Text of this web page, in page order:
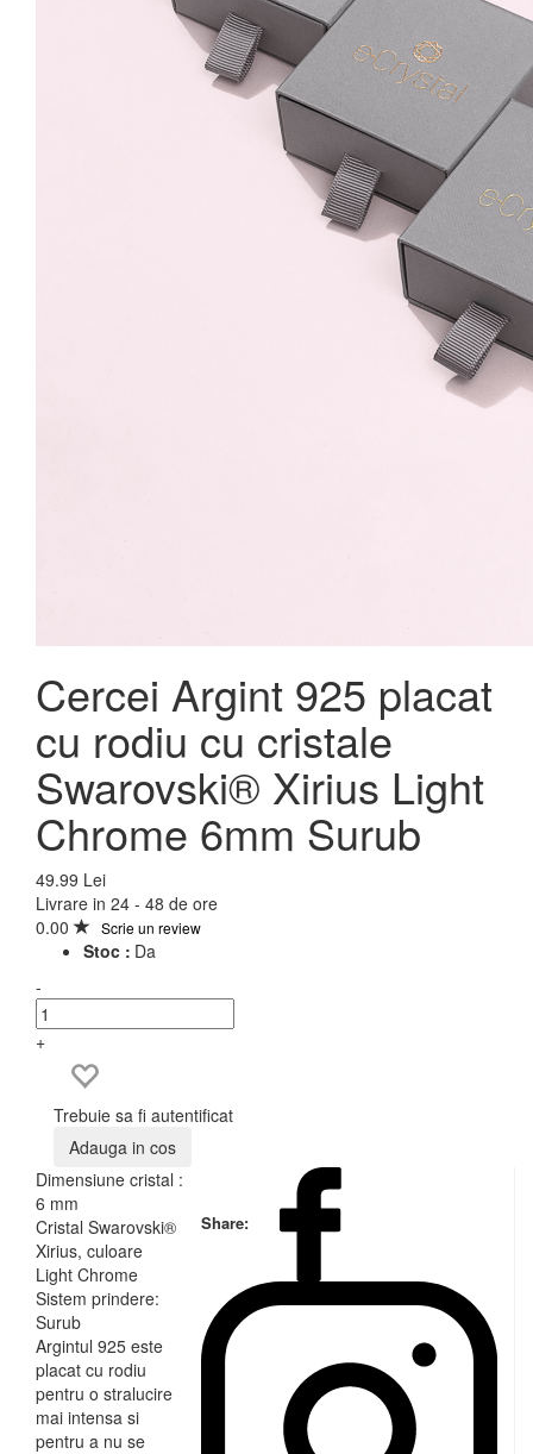
Cercei Argint 925 placat
cu rodiu cu cristale
Swarovski® Xirius Light
Chrome 6mm Surub
49.99 Lei
Livrare in 24 - 48 de ore
0.00
Scrie un review
Stoc : Da
-
+
Trebuie sa fi autentificat
Adauga in cos
Share:
Dimensiune cristal :
6 mm
Cristal Swarovski®
Xirius, culoare
Light Chrome
Sistem prindere:
Surub
Argintul 925 este
placat cu rodiu
pentru o stralucire
mai intensa si
pentru a nu se